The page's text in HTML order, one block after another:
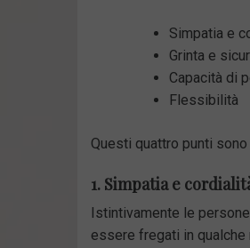
Simpatia e
Grinta e
Capacità di
Flessibilità
Questi quattro punti
1. Simpatia e
Istintivamente le
essere fregati in qualche